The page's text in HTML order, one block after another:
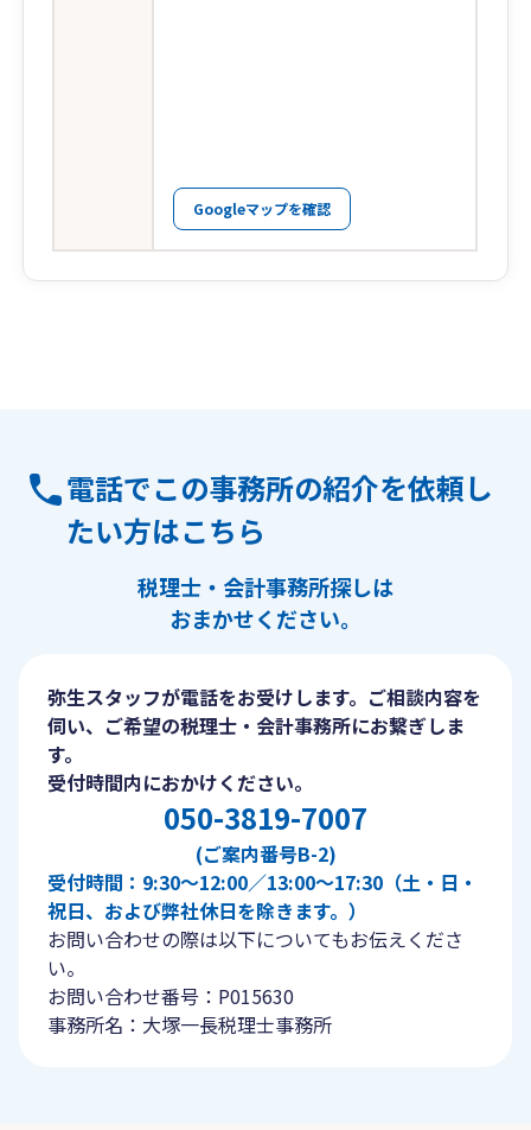
Googleマップを確認
電話でこの事務所の紹介を依頼し
たい方はこちら
税理士・会計事務所探しは
おまかせください。
弥生スタッフが電話をお受けします。ご相談内容を
伺い、ご希望の税理士・会計事務所にお繋ぎしま
す。
受付時間内におかけください。
050-3819-7007
(ご案内番号B-2)
受付時間：9:30〜12:00／13:00〜17:30（土・日・
祝日、および弊社休日を除きます。）
お問い合わせの際は以下についてもお伝えくださ
い。
お問い合わせ番号：P015630
事務所名：大塚一長税理士事務所